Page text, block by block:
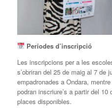
Períodes d’inscripció
Les inscripcions per a les
s’obriran del 25 de maig al 7 de
empadronades a Ondara,
podran inscriure’s a partir del
places disponibles.